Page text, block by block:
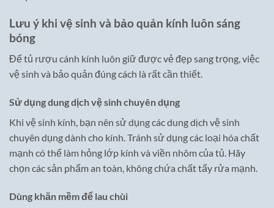
Lưu ý khi vệ sinh và bảo quản kính luôn sáng
bóng
Để tủ rượu cánh kính luôn giữ được vẻ đẹp sang trọng, việc
vệ sinh và bảo quản đúng cách là rất cần thiết.
Sử dụng dung dịch vệ sinh chuyên dụng
Khi vệ sinh kính, bạn nên sử dụng các dung dịch vệ sinh
chuyên dụng dành cho kính. Tránh sử dụng các loại hóa chất
mạnh có thể làm hỏng lớp kính và viền nhôm của tủ. Hãy
chọn các sản phẩm an toàn, không chứa chất tẩy rửa mạnh.
Dùng khăn mềm để lau chùi